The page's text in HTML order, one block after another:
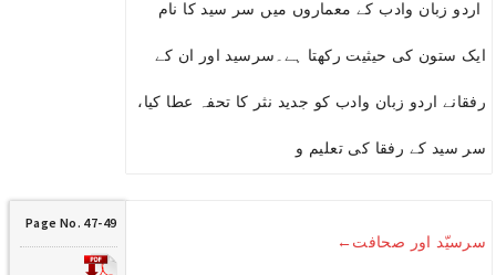
اردو زبان وادب کے معماروں میں سر سید کا نام
ایک ستون کی حیثیت رکھتا ہے۔سرسید اور ان کے
رفقانے اردو زبان وادب کو جدید نثر کا تحفہ عطا کیا،
سر سید کے رفقا کی تعلیم و
سرسیّد اور صحافت←
Page No. 47-49